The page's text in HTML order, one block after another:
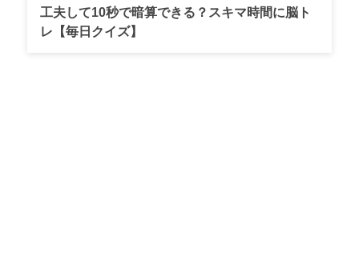
がんもそうです。
工夫して10秒で暗算できる？スキマ時間に脳ト
レ【毎日クイズ】